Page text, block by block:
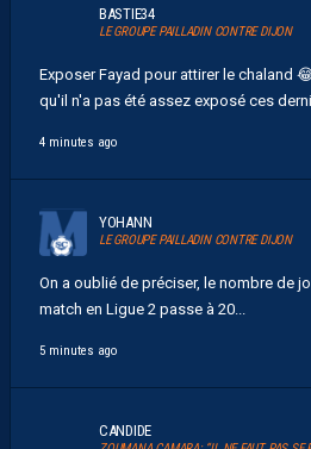
BASTIE34
LE GROUPE PAILLADIN CONTRE DIJON
Exposer Fayad pour attirer le chaland
qu'il n'a pas été assez exposé ces
4 minutes ago
YOHANN
LE GROUPE PAILLADIN CONTRE DIJON
On a oublié de préciser, le nombre de
match en Ligue 2 passe à 20...
5 minutes ago
CANDIDE